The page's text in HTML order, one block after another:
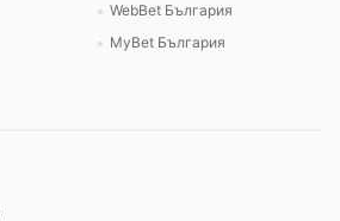
WebBet България
MyBet България